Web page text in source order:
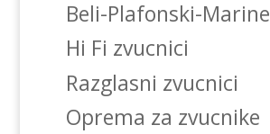
Beli-Plafonski-Marine
Hi Fi zvucnici
Razglasni zvucnici
Oprema za zvucnike